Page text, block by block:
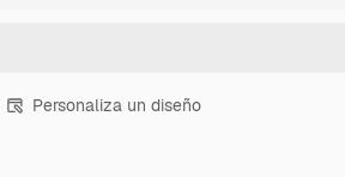
Personaliza un diseño